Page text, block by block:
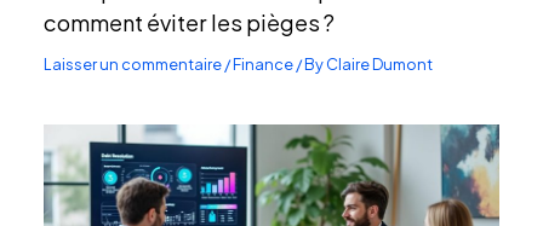
comment éviter les pièges ?
Laisser un commentaire/Finance/ ByClaire Dumont